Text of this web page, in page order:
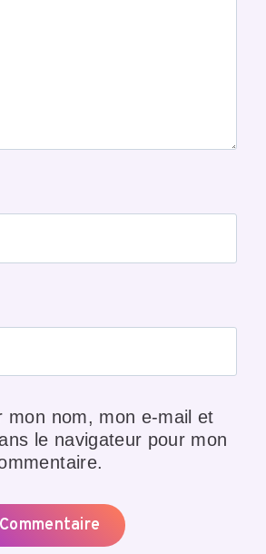
mon nom, mon e-mail et
le navigateur pour mon